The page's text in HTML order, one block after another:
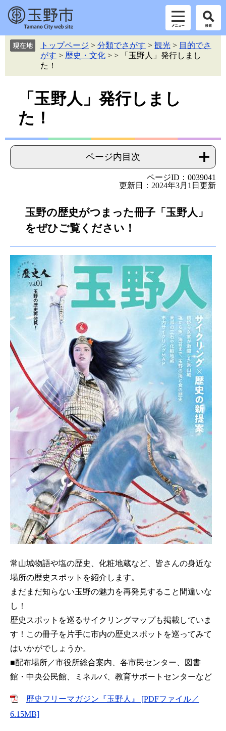
本
トップページ > 分類でさがす > 観光 > 目的でさ
がす > 歴史・文化 > >
「玉野人」発行しまし
た！
「玉野人」発行しまし
た！
ページ内目次
ページID：0039041
更新日：2024年3月1日更新
玉野の歴史がつまった冊子「玉野人」
をぜひご覧ください！
常山城物語や塩の歴史、化粧地蔵など、皆さんの身近な
場所の歴史スポットを紹介します。
まだまだ知らない玉野の魅力を再発見すること間違いな
し！
歴史スポットを巡るサイクリングマップも掲載していま
す！この冊子を片手に市内の歴史スポットを巡ってみて
はいかがでしょうか。
■配布場所／市役所総合案内、各市民センター、図書
館・中央公民館、ミネルバ、教育サポートセンターなど
歴史フリーマガジン『玉野人』 [PDFファイル／
6.15MB]